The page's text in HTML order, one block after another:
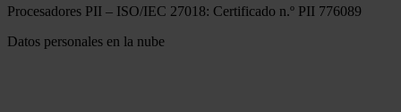
Procesadores PII – ISO/IEC 27018: Certificado n.º PII 776089
Datos personales en la nube